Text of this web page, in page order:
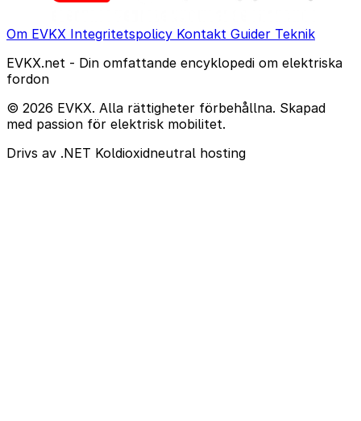
Om EVKX Integritetspolicy Kontakt Guider Teknik
EVKX.net - Din omfattande encyklopedi om elektriska
fordon
© 2026 EVKX. Alla rättigheter förbehållna. Skapad
med passion för elektrisk mobilitet.
Drivs av .NET Koldioxidneutral hosting